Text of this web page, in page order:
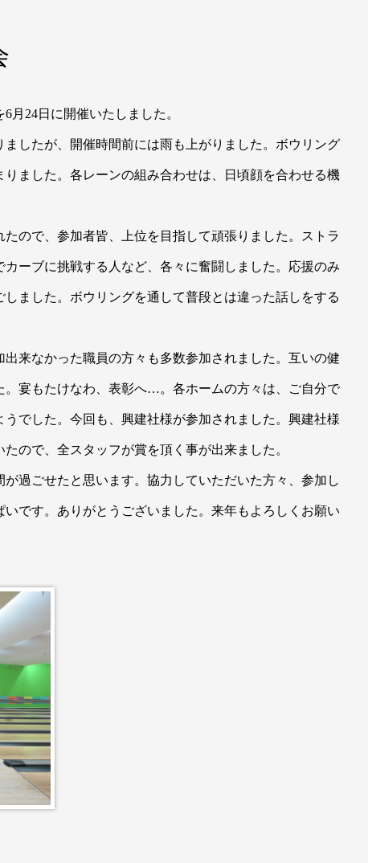
月24日に開催いたしました。
したが、開催時間前には雨も上がりました。ボウリング
ました。各レーンの組み合わせは、日頃顔を合わせる機
ので、参加者皆、上位を目指して頑張りました。ストラ
ーブに挑戦する人など、各々に奮闘しました。応援のみ
ました。ボウリングを通して普段とは違った話しをする
来なかった職員の方々も多数参加されました。互いの健
。宴もたけなわ、表彰へ…。各ホームの方々は、ご自分で
でした。今回も、興建社様が参加されました。興建社様
ので、全スタッフが賞を頂く事が出来ました。
過ごせたと思います。協力していただいた方々、参加し
です。ありがとうございました。来年もよろしくお願い